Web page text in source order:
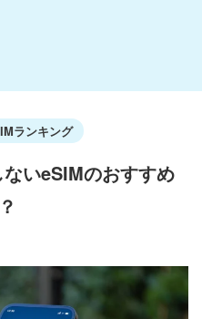
ランキング
いeSIMのおすすめ